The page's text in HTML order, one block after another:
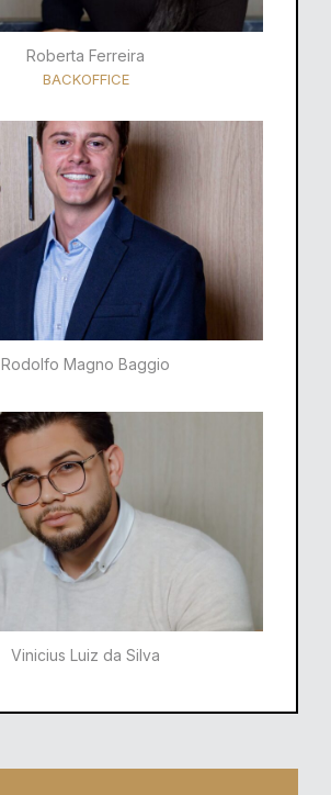
Roberta Ferreira
BACKOFFICE
Rodolfo Magno Baggio​​
Vinicius Luiz da Silva